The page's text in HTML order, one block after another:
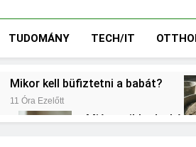
TUDOMÁNY TECH/IT
Mikor kell büfiztetni a babát?
11 Óra Ezelőtt
Miért zsibbad a kéz?